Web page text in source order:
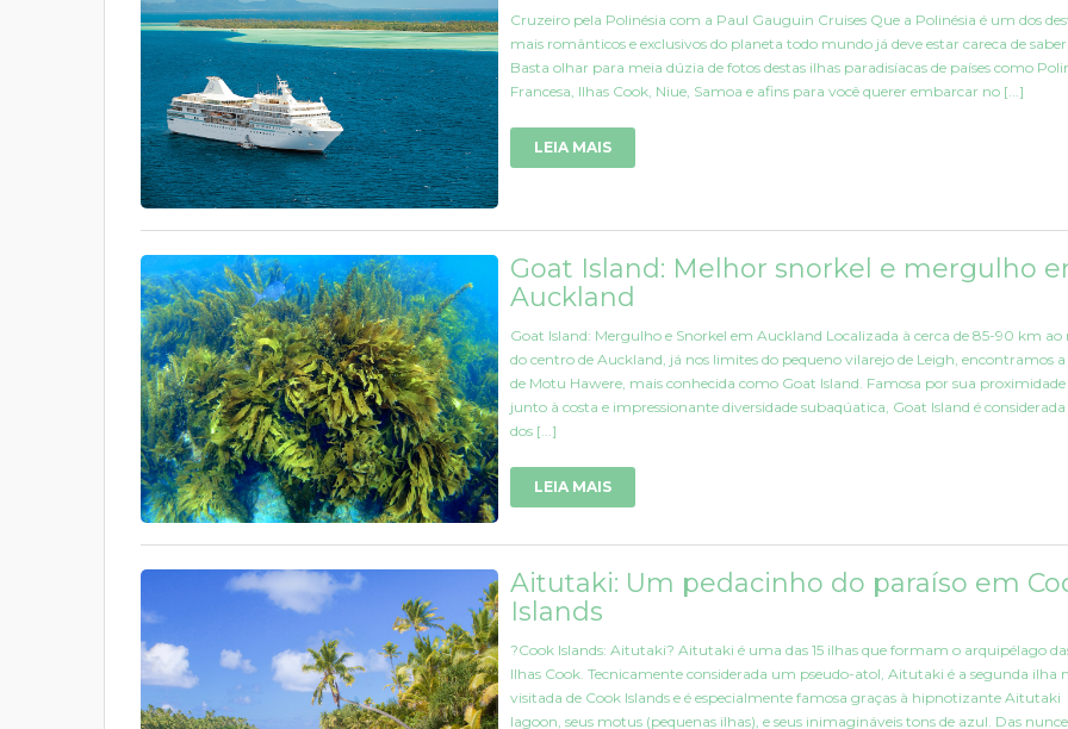
Cruzeiro pela Polinésia com a Paul Gauguin Cruises Que a Polinésia é um dos
mais românticos e exclusivos do planeta todo mundo já deve estar careca de saber.
Basta olhar para meia dúzia de fotos destas ilhas paradisíacas de países como
Francesa, Ilhas Cook, Niue, Samoa e afins para você querer embarcar no [...]
LEIA MAIS
Goat Island: Melhor snorkel e mergulho
Auckland
Goat Island: Mergulho e Snorkel em Auckland Localizada à cerca de 85-90 km ao
do centro de Auckland, já nos limites do pequeno vilarejo de Leigh, encontramos
de Motu Hawere, mais conhecida como Goat Island. Famosa por sua proximidade
junto à costa e impressionante diversidade subaqúatica, Goat Island é
dos [...]
LEIA MAIS
Aitutaki: Um pedacinho do paraíso em
Islands
?Cook Islands: Aitutaki? Aitutaki é uma das 15 ilhas que formam o arquipélago
Ilhas Cook. Tecnicamente considerada um pseudo-atol, Aitutaki é a segunda ilha
visitada de Cook Islands e é especialmente famosa graças à hipnotizante Aitutaki
lagoon, seus motus (pequenas ilhas), e seus inimagináveis tons de azul. Das